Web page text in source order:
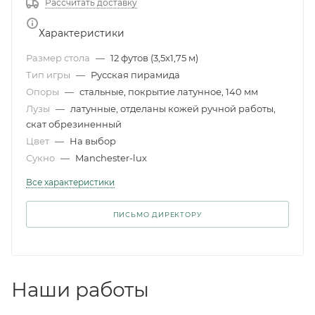
Рассчитать доставку
Характеристики
Размер стола — 12 футов (3,5x1,75 м)
Тип игры — Русская пирамида
Опоры — стальные, покрытие латунное, 140 мм
Лузы — латунные, отделаны кожей ручной работы,
скат обрезиненный
Цвет — На выбор
Сукно — Manchester-lux
Все характеристики
ПИСЬМО ДИРЕКТОРУ
Наши работы